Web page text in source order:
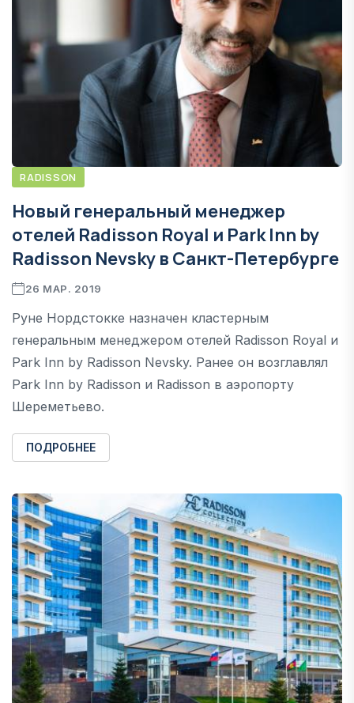
RADISSON
Новый генеральный менеджер
отелей Radisson Royal и Park Inn by
Radisson Nevsky в Санкт-Петербурге
26 МАР. 2019
Руне Нордстокке назначен кластерным
генеральным менеджером отелей Radisson Royal и
Park Inn by Radisson Nevsky. Ранее он возглавлял
Park Inn by Radisson и Radisson в аэропорту
Шереметьево.
ПОДРОБНЕЕ